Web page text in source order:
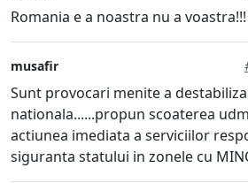
Romania e a noastra nu a voastra!!!
musafir
Sunt provocari menite a
nationala......propun scoaterea
actiunea imediata a serviciilor
siguranta statului in zonele cu